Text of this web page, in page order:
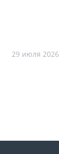
29 июля 2026